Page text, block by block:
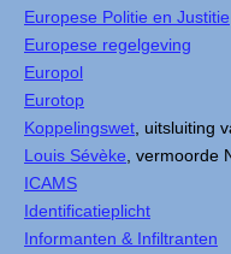
Europese Politie en Justitie
Europese regelgeving
Europol
Eurotop
Koppelingswet , uitsluiting
Louis Sévèke , vermoorde
ICAMS
Identificatieplicht
Informanten & Infiltranten